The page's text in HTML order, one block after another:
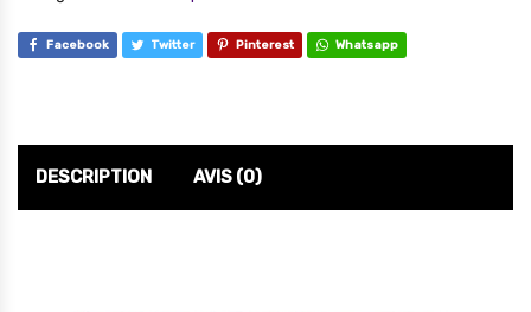
Facebook Twitter Pinterest Whatsapp
DESCRIPTION AVIS (0)